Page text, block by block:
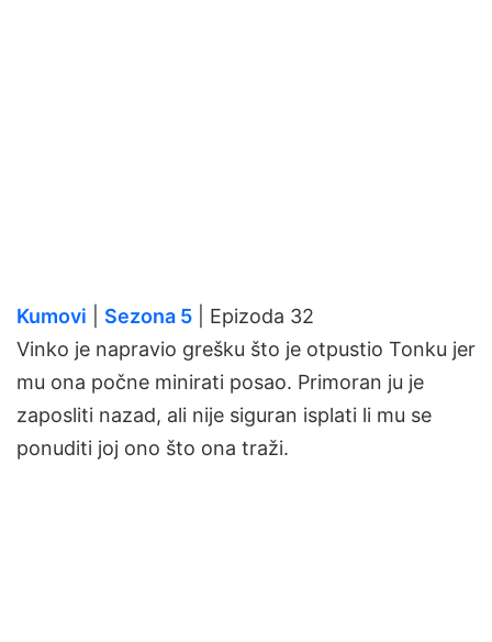
Kumovi Sezona 5 | Epizoda 32
Vinko je napravio grešku što je otpustio Tonku jer
mu ona počne minirati posao. Primoran ju je
zaposliti nazad, ali nije siguran isplati li mu se
ponuditi joj ono što ona traži.